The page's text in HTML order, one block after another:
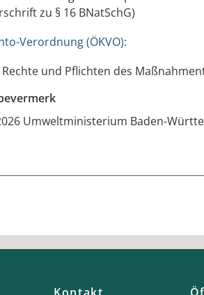
zu § 16 BNatSchG)
Verordnung (ÖKVO):
Rechte und Pflichten des
Umweltministerium Baden-